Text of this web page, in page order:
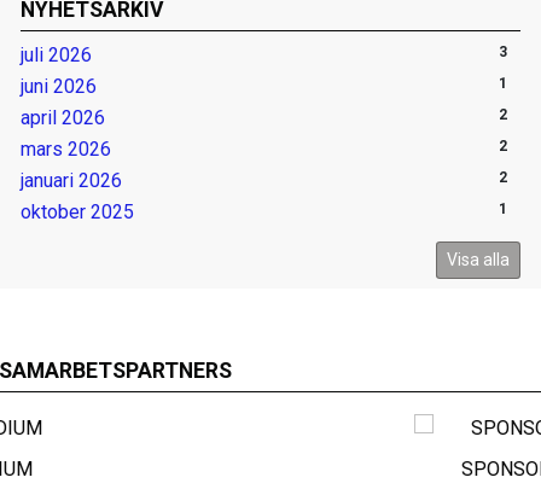
NYHETSARKIV
juli 2026 3
juni 2026 1
april 2026 2
mars 2026 2
januari 2026 2
oktober 2025 1
Visa alla
SAMARBETSPARTNERS